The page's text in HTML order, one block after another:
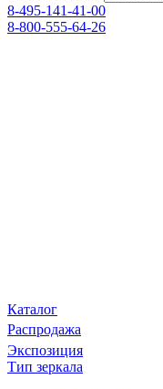
8-495-141-41-00
8-800-555-64-26
Каталог
Распродажа
Экспозиция
Тип зеркала